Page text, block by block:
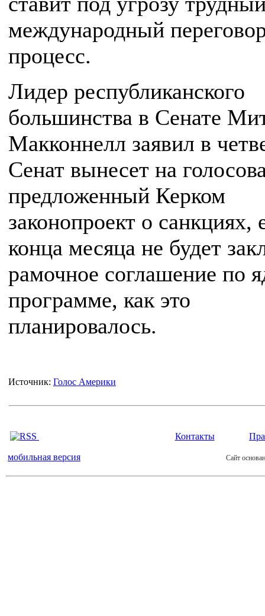
международный
процесс.
Лидер республиканского
большинства в Сенате
Макконнелл заявил в
Сенат вынесет на
предложенный Керком
законопроект о санкциях,
конца месяца не будет
рамочное соглашение по
программе, как это
планировалось.
Источник: Голос Америки
Контакты
мобильная версия Сайт